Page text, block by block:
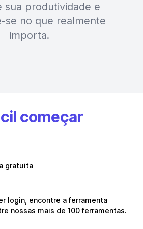
sua produtividade e
se no que realmente
importa.
começar
gratuita
login, encontre a ferramenta
nossas mais de 100 ferramentas.